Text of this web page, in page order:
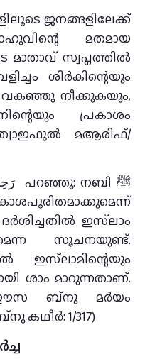
മതമായ
ശിർകിന്റെയും
വകഞ്ഞു നീക്കുകയും,
പ്രകാശം
മആരിഫ്/
ഇസ്‌ലാം
സൂചനയുണ്ട്.
ഇസ്‌ലാമിന്റെയും
ശാം മാറുന്നതാണ്.
ഈസ ബ്നു മർയം
കഥീർ: 1/317)